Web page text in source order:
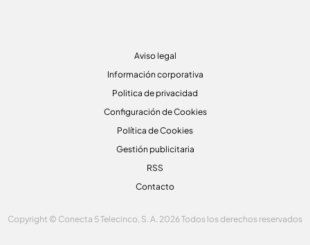
Aviso legal
Información corporativa
Politica de privacidad
Configuración de Cookies
Política de Cookies
Gestión publicitaria
RSS
Contacto
Copyright © Conecta 5 Telecinco, S. A. 2026 Todos los derechos reservados